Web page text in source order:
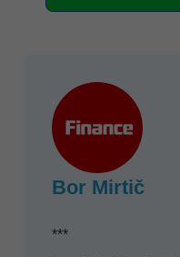
Bor Mirtič
***